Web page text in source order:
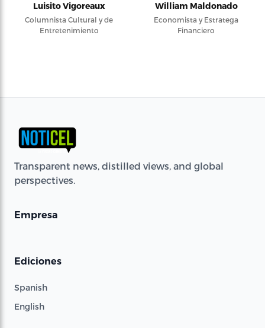
Luisito Vigoreaux
Columnista Cultural y de
Entretenimiento
William Maldonado
Economista y Estratega
Financiero
Transparent news, distilled views, and global
perspectives.
Empresa
Ediciones
Spanish
English